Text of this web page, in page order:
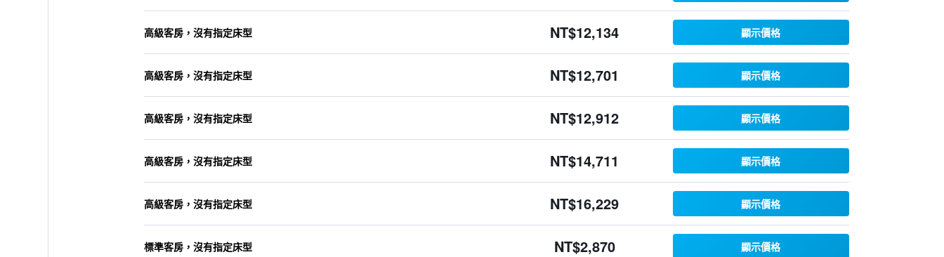
高級客房，沒有指定床型 NT$12,134 顯示價格
高級客房，沒有指定床型 NT$12,701 顯示價格
高級客房，沒有指定床型 NT$12,912 顯示價格
高級客房，沒有指定床型 NT$14,711 顯示價格
高級客房，沒有指定床型 NT$16,229 顯示價格
標準客房，沒有指定床型 NT$2,870 顯示價格